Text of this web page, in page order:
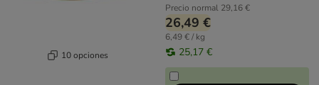
10 opciones
Precio normal 29,16 €
26,49 €
6,49 € / kg
25,17 €